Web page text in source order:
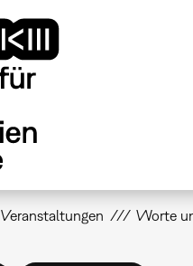
Veranstaltungen Worte